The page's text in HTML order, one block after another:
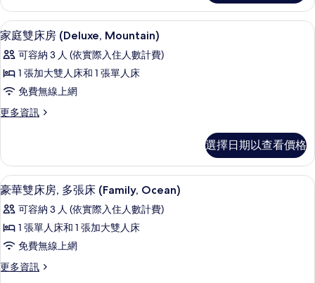
OCEAN)
的
所
有
相
片
套
房
(FAMILY
TWIN
OCEAN)
的
情
顯
示
家
庭
雙
床
(Deluxe,
Mountain)
的
所
有
相
片
高級寢具、舒適加層、客房內保險箱、
3
家庭雙床房 (Deluxe, Mountain)
可容納 3 人 (依實際入住人數計費)
1 張加大雙人床和 1 張單人床
免費無線上網
更多資訊
更
雙
床
房
Mountain)
的
情
選擇日期以查看價格
顯
示
豪
華
雙
床
高級寢具、舒適加層、客房內保險箱、
3
豪華雙床房, 多張床 (Family, Ocean)
可容納 3 人 (依實際入住人數計費)
1 張單人床和 1 張加大雙人床
免費無線上網
更多資訊
更